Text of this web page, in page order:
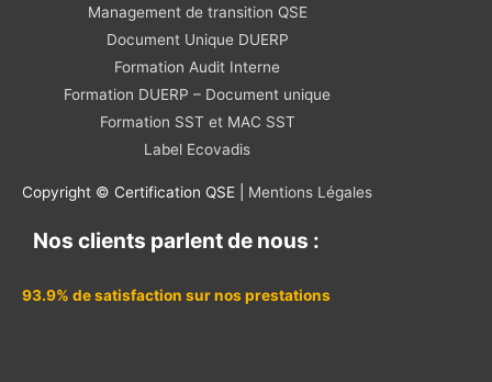
Management de transition QSE
Document Unique DUERP
Formation Audit Interne
Formation DUERP – Document unique
Formation SST et MAC SST
Label Ecovadis
Copyright © Certification QSE | Mentions Légales
Nos clients parlent de nous :
93.9% de satisfaction sur nos prestations